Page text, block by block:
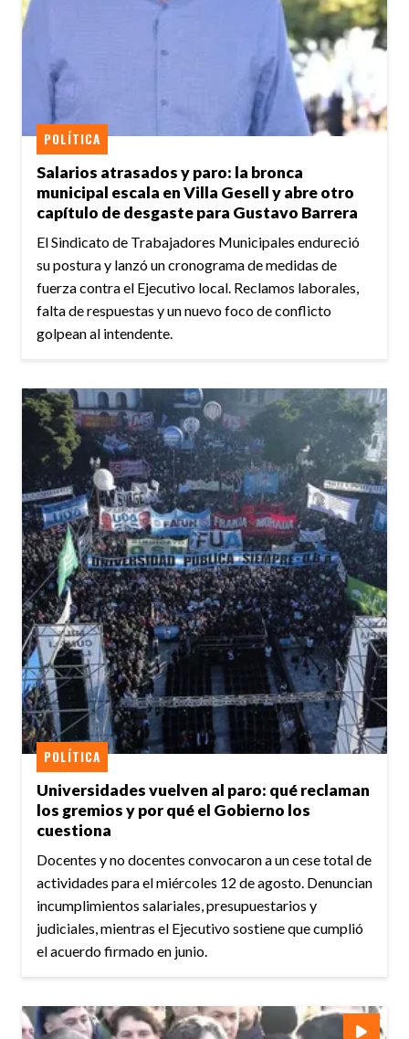
Salarios atrasados y paro: la bronca
municipal escala en Villa Gesell y abre otro
capítulo de desgaste para Gustavo Barrera
POLÍTICA
El Sindicato de Trabajadores Municipales endureció
su postura y lanzó un cronograma de medidas de
fuerza contra el Ejecutivo local. Reclamos laborales,
falta de respuestas y un nuevo foco de conflicto
golpean al intendente.
Universidades vuelven al paro: qué reclaman
los gremios y por qué el Gobierno los
cuestiona
POLÍTICA
Docentes y no docentes convocaron a un cese total de
actividades para el miércoles 12 de agosto. Denuncian
incumplimientos salariales, presupuestarios y
judiciales, mientras el Ejecutivo sostiene que cumplió
el acuerdo firmado en junio.